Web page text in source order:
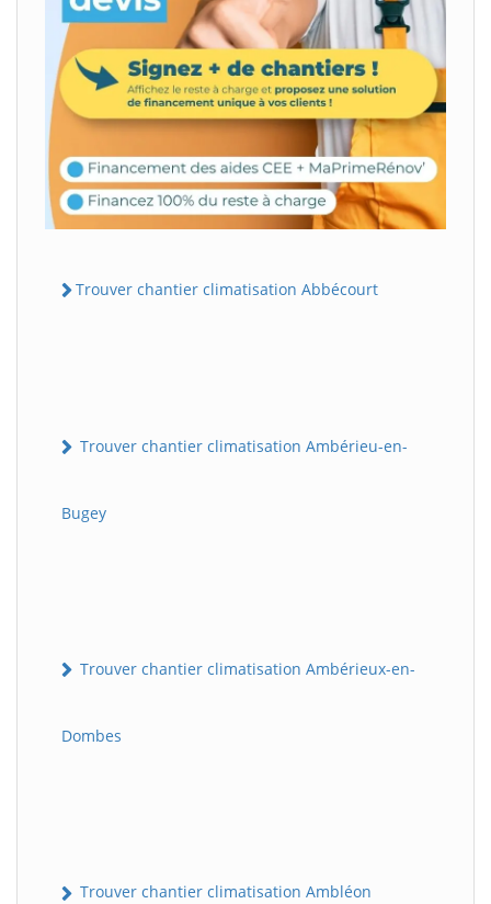
Trouver chantier climatisation Abbécourt
Trouver chantier climatisation Ambérieu-en-
Bugey
Trouver chantier climatisation Ambérieux-en-
Dombes
Trouver chantier climatisation Ambléon